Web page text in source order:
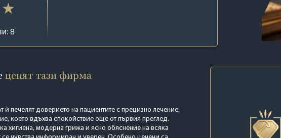
8
ценят тази фирма
печелят доверието на пациентите с прецизно лечение,
което вдъхва спокойствие още от първия преглед.
хигиена, модерна грижа и ясно обяснение на всяка